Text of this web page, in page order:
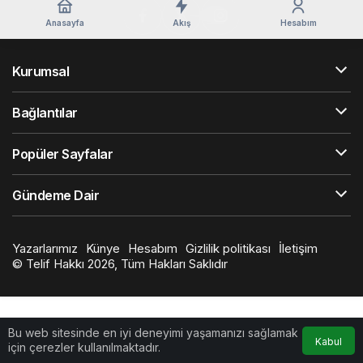
Bu web sitesinde en iyi deneyimi yaşamanızı sağlamak
için çerezler kullanılmaktadır.
Kabul
Anasayfa Akış Hesabım
Kurumsal
Bağlantılar
Popüler Sayfalar
Gündeme Dair
Yazarlarımız Künye Hesabım Gizlilik politikası
İletişim
© Telif Hakkı 2026, Tüm Hakları Saklıdır